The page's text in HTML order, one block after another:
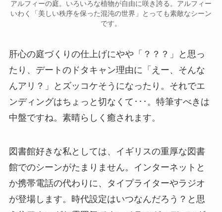
アルフィーの庭。いろいろな植物が自由に咲き誇る。アルフィー
いわく「美しい秩序を保った混沌の世界」とっても素敵なシーン
です。
肝心の庭づくりの仕上げにやや「？？？」と思っ
たり、デートのドタキャン理由に「えー、そんな
んアリ？」とズッコケそうになったり。それでエ
ンディングはちょっと切なくて･･･。特筆すべきは
中盤ですね。素晴らしく癒されます。
図書館好きな私としては、イギリスの重厚な図書
館でのシーンがたまりません。インターネットと
か携帯電話の代わりに、タイプライターやラジオ
が登場します。時代設定はいつなんだろう？と思